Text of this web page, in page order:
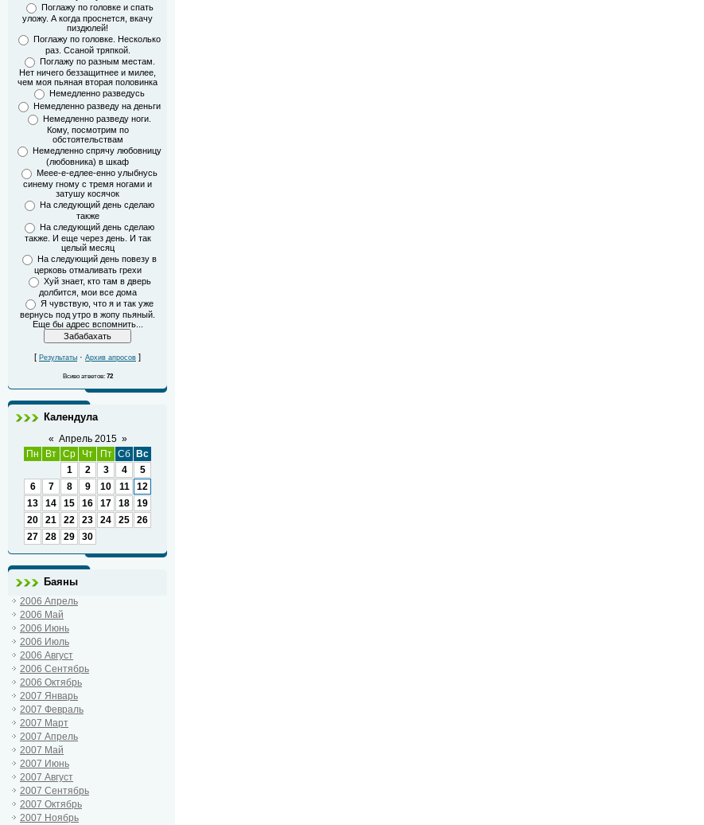
Поглажу по головке и спать
уложу. А когда проснется, вкачу
пиздюлей!
Поглажу по головке. Несколько
раз. Ссаной тряпкой.
Поглажу по разным местам.
Нет ничего беззащитнее и милее,
чем моя пьяная вторая половинка
Немедленно разведусь
Немедленно разведу на деньги
Немедленно разведу ноги.
Кому, посмотрим по
обстоятельствам
Немедленно спрячу любовницу
(любовника) в шкаф
Меее-е-едлее-енно улыбнусь
синему гному с тремя ногами и
затушу косячок
На следующий день сделаю
также
На следующий день сделаю
также. И еще через день. И так
целый месяц
На следующий день повезу в
церковь отмаливать грехи
Хуй знает, кто там в дверь
долбится, мои все дома
Я чувствую, что я и так уже
вернусь под утро в жопу пьяный.
Еще бы адрес вспомнить...
[ Результаты · Архив апросов ]
Всиво атветов: 72
Календула
« Апрель 2015 »
Пн
Вт Ср Чт Пт Сб
Вс
1
2 3 4
5
6
7 8 9 10 11
12
13
14 15 16 17 18
19
20
21 22 23 24 25
26
27
28 29 30
Баяны
2006 Апрель
2006 Май
2006 Июнь
2006 Июль
2006 Август
2006 Сентябрь
2006 Октябрь
2007 Январь
2007 Февраль
2007 Март
2007 Апрель
2007 Май
2007 Июнь
2007 Август
2007 Сентябрь
2007 Октябрь
2007 Ноябрь